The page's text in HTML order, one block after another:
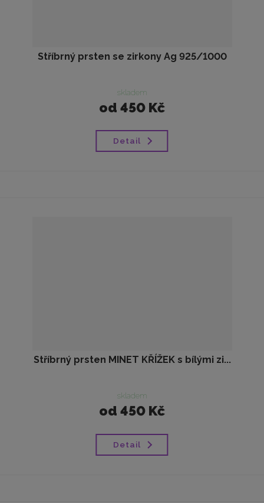
Stříbrný prsten se zirkony Ag 925/1000
skladem
od 450 Kč
Detail
Stříbrný prsten MINET KŘÍŽEK s bílými zi...
skladem
od 450 Kč
Detail